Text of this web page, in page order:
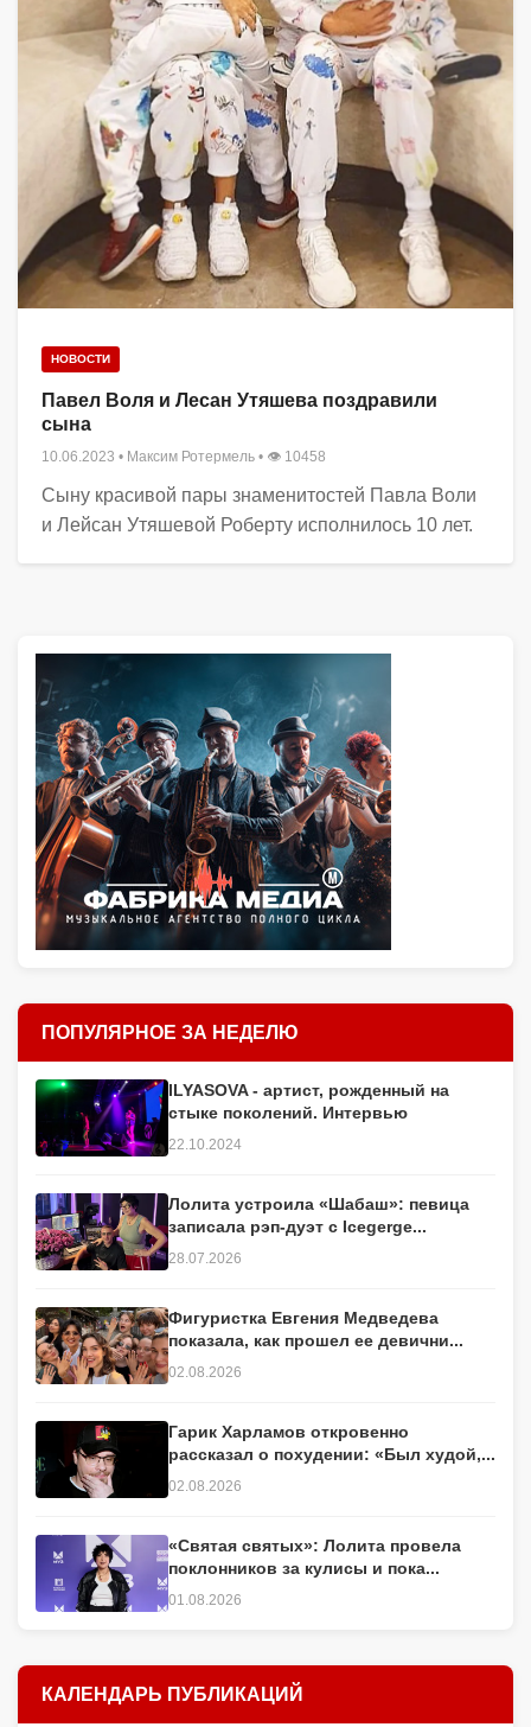
НОВОСТИ
Павел Воля и Лесан Утяшева поздравили
сына
10.06.2023 • Максим Ротермель • 👁 10458
Сыну красивой пары знаменитостей Павла Воли
и Лейсан Утяшевой Роберту исполнилось 10 лет.
ПОПУЛЯРНОЕ ЗА НЕДЕЛЮ
ILYASOVA - артист, рожденный на
стыке поколений. Интервью
22.10.2024
Лолита устроила «Шабаш»: певица
записала рэп-дуэт с Icegerge...
28.07.2026
Фигуристка Евгения Медведева
показала, как прошел ее девични...
02.08.2026
Гарик Харламов откровенно
рассказал о похудении: «Был худой,...
02.08.2026
«Святая святых»: Лолита провела
поклонников за кулисы и пока...
01.08.2026
КАЛЕНДАРЬ ПУБЛИКАЦИЙ